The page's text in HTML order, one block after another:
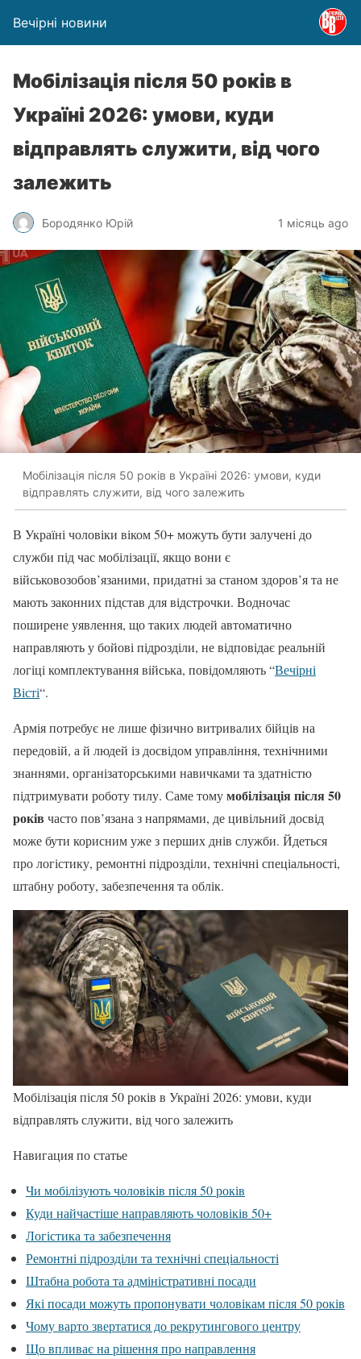
Вечірні новини
Мобілізація після 50 років в
Україні 2026: умови, куди
відправлять служити, від чого
залежить
Бородянко Юрій 1 місяць ago
Мобілізація після 50 років в Україні 2026: умови, куди
відправлять служити, від чого залежить
В Україні чоловіки віком 50+ можуть бути залучені до
служби під час мобілізації, якщо вони є
військовозобов’язаними, придатні за станом здоров’я та не
мають законних підстав для відстрочки. Водночас
поширене уявлення, що таких людей автоматично
направляють у бойові підрозділи, не відповідає реальній
логіці комплектування війська, повідомляють “Вечірні
Вісті“.
Армія потребує не лише фізично витривалих бійців на
передовій, а й людей із досвідом управління, технічними
знаннями, організаторськими навичками та здатністю
підтримувати роботу тилу. Саме томумобілізація після 50
років часто пов’язана з напрямами, де цивільний досвід
може бути корисним уже з перших днів служби. Йдеться
про логістику, ремонтні підрозділи, технічні спеціальності,
штабну роботу, забезпечення та облік.
Мобілізація після 50 років в Україні 2026: умови, куди
відправлять служити, від чого залежить
Навигация по статье
Чи мобілізують чоловіків після 50 років
Куди найчастіше направляють чоловіків 50+
Логістика та забезпечення
Ремонтні підрозділи та технічні спеціальності
Штабна робота та адміністративні посади
Які посади можуть пропонувати чоловікам після 50 років
Чому варто звертатися до рекрутингового центру
Що впливає на рішення про направлення